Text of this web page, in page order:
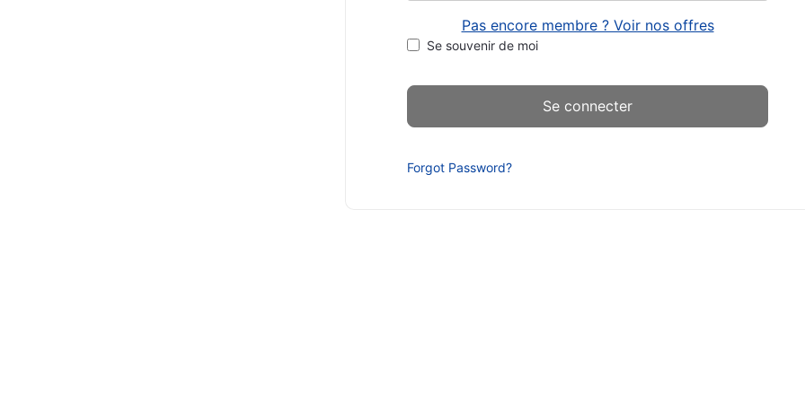
Pas encore membre ? Voir nos offres
Se souvenir de moi
Forgot Password?